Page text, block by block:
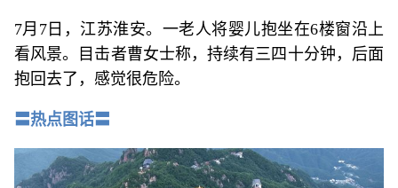
7月7日，江苏淮安。一老人将婴儿抱坐在6楼窗沿上
看风景。目击者曹女士称，持续有三四十分钟，后面
抱回去了，感觉很危险。
〓热点图话〓